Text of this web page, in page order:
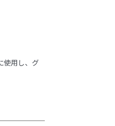
使用し、グ